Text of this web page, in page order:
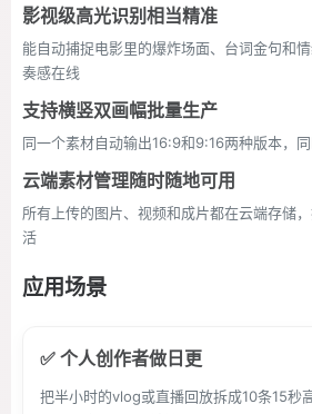
影视级高光识别相当精准
能自动捕捉电影里的爆炸场面、台词金句和
奏感在线
支持横竖双画幅批量生产
同一个素材自动输出16:9和9:16两种版本，
云端素材管理随时随地可用
所有上传的图片、视频和成片都在云端存储
活
应用场景
✅ 个人创作者做日更
把半小时的vlog或直播回放拆成10条15秒